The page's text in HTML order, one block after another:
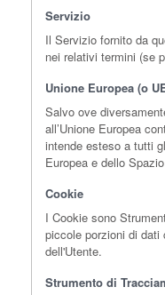
Servizio
Il Servizio fornito da
nei relativi termini (se
Unione Europea (o
Salvo ove
all’Unione Europea
intende esteso a tutti
Europea e dello
Cookie
I Cookie sono
piccole porzioni di dati
dell'Utente.
Strumento di